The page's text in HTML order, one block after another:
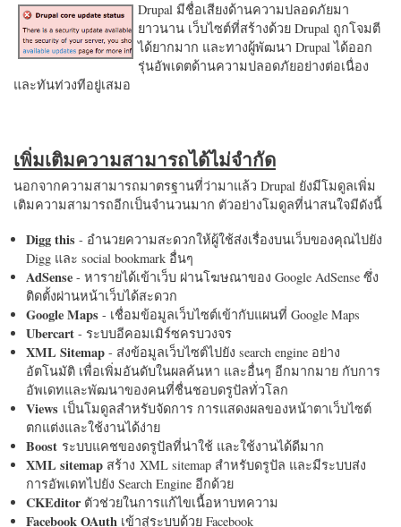
Drupal มีชื่อเสียงด้านความปลอดภัยมา
ยาวนาน เว็บไซต์ที่สร้างด้วย Drupal ถูกโจมตี
ได้ยากมาก และทางผู้พัฒนา Drupal ได้ออก
รุ่นอัพเดตด้านความปลอดภัยอย่างต่อเนื่อง
และทันท่วงทีอยู่เสมอ
เพิ่มเติมความสามารถได้ไม่จำกัด
นอกจากความสามารถมาตรฐานที่ว่ามาแล้ว Drupal ยังมีโมดูลเพิ่ม
เติมความสามารถอีกเป็นจำนวนมาก ตัวอย่างโมดูลที่น่าสนใจมีดังนี้
Digg this - อำนวยความสะดวกให้ผู้ใช้ส่งเรื่องบนเว็บของคุณไปยัง
Digg และ social bookmark อื่นๆ
AdSense - หารายได้เข้าเว็บ ผ่านโฆษณาของ Google AdSense ซึ่ง
ติดตั้งผ่านหน้าเว็บได้สะดวก
Google Maps - เชื่อมข้อมูลเว็บไซต์เข้ากับแผนที่ Google Maps
Ubercart - ระบบอีคอมเมิร์ซครบวงจร
XML Sitemap - ส่งข้อมูลเว็บไซต์ไปยัง search engine อย่าง
อัตโนมัติ เพื่อเพิ่มอันดับในผลค้นหา และอื่นๆ อีกมากมาย กับการ
อัพเดทและพัฒนาของคนที่ชื่นชอบดรูปัลทั่วโลก
Views เป็นโมดูลสำหรับจัดการ การแสดงผลของหน้าตาเว็บไซต์
ตกแต่งและใช้งานได้ง่าย
Boost ระบบแคชของดรูปัลที่น่าใช้ และใช้งานได้ดีมาก
XML sitemap สร้าง XML sitemap สำหรับดรูปัล และมีระบบส่ง
การอัพเดทไปยัง Search Engine อีกด้วย
CKEditorตัวช่วยในการแก้ไขเนื้อหาบทความ
Facebook OAuth เข้าสู่ระบบด้วย Facebook